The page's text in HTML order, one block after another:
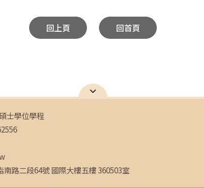
回上頁 回首頁
士學位學程
路二段64號 國際大樓五樓 360503室